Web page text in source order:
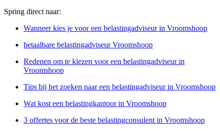
Spring direct naar:
Wanneer kies je voor een belastingadviseur in Vroomshoop
betaalbare belastingadviseur Vroomshoop
Redenen om te kiezen voor een belastingadviseur in
Vroomshoop
Tips bij het zoeken naar een belastingadviseur in Vroomshoop
Wat kost een belastingkantoor in Vroomshoop
3 offertes voor de beste belastingconsulent in Vroomshoop